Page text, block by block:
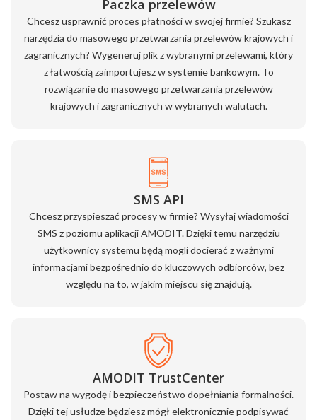
Paczka przelewów
Chcesz usprawnić proces płatności w swojej firmie? Szukasz
narzędzia do masowego przetwarzania przelewów krajowych i
zagranicznych? Wygeneruj plik z wybranymi przelewami, który
z łatwością zaimportujesz w systemie bankowym. To
rozwiązanie do masowego przetwarzania przelewów
krajowych i zagranicznych w wybranych walutach.
SMS API
Chcesz przyspieszać procesy w firmie? Wysyłaj wiadomości
SMS z poziomu aplikacji AMODIT. Dzięki temu narzędziu
użytkownicy systemu będą mogli docierać z ważnymi
informacjami bezpośrednio do kluczowych odbiorców, bez
względu na to, w jakim miejscu się znajdują.
AMODIT TrustCenter
Postaw na wygodę i bezpieczeństwo dopełniania formalności.
Dzięki tej usłudze będziesz mógł elektronicznie podpisywać